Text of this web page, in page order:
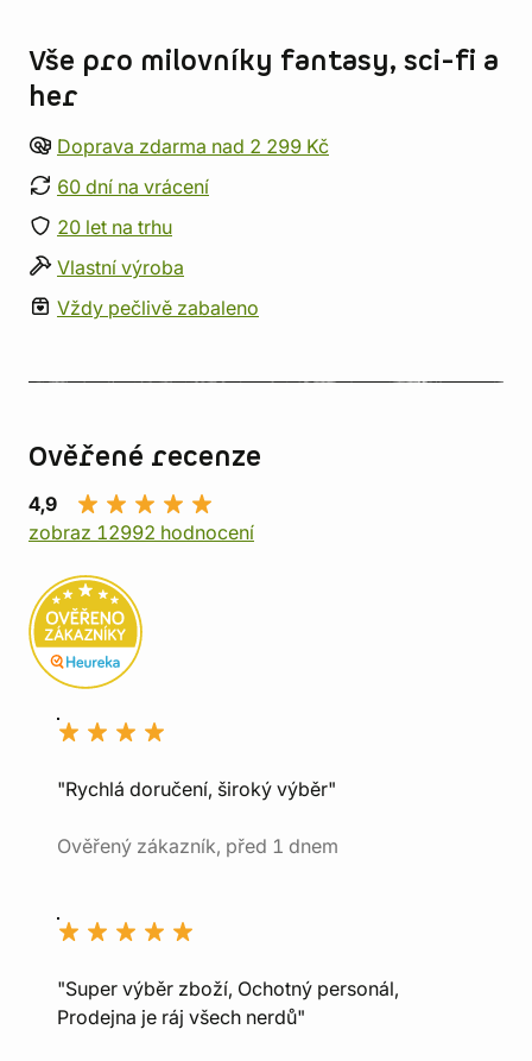
Vše pro milovníky fantasy, sci-fi a
her
Doprava zdarma nad 2 299 Kč
60 dní na vrácení
20 let na trhu
Vlastní výroba
Vždy pečlivě zabaleno
Ověřené recenze
4,9
zobraz 12992 hodnocení
"Rychlá doručení, široký výběr"
Ověřený zákazník, před 1 dnem
"Super výběr zboží, Ochotný personál,
Prodejna je ráj všech nerdů"